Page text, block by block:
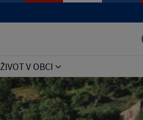
ŽIVOT V OBCI